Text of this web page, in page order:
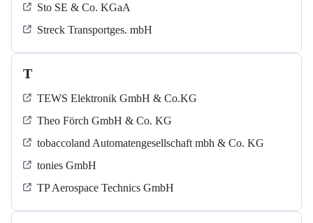
Sto SE & Co. KGaA
Streck Transportges. mbH
T
TEWS Elektronik GmbH & Co.KG
Theo Förch GmbH & Co. KG
tobaccoland Automatengesellschaft mbh & Co. KG
tonies GmbH
TP Aerospace Technics GmbH